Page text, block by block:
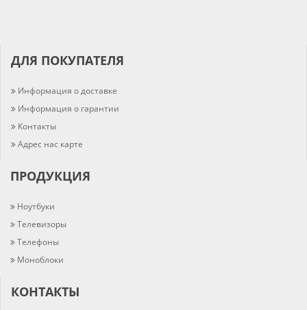
ДЛЯ ПОКУПАТЕЛЯ
Информация о доставке
Информация о гарантии
Контакты
Адрес нас карте
ПРОДУКЦИЯ
Ноутбуки
Телевизоры
Телефоны
Моноблоки
КОНТАКТЫ